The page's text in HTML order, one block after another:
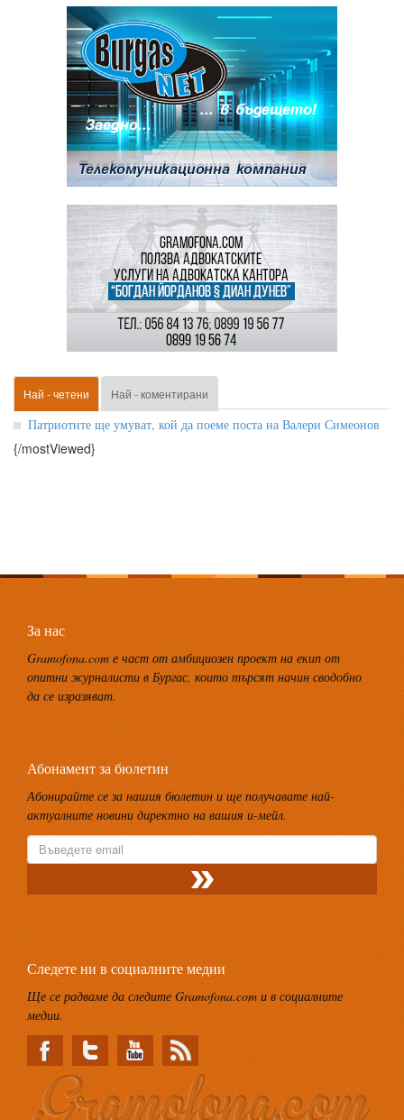
Най - четени Най - коментирани
Патриотите ще умуват, кой да поеме поста на Валери Симеонов
{/mostViewed}
За нас
Gramofona.com е част от амбициозен проект на екип от
опитни журналисти в Бургас, които търсят начин сводобно
да се изразяват.
Абонамент за бюлетин
Абонирайте се за нашия бюлетин и ще получавате най-
актуалните новини директно на вашия и-мейл.
Следете ни в социалните медии
Ще се радваме да следите Gramofona.com и в социалните
медии.